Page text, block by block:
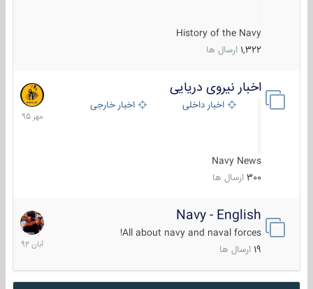
History of the Navy
1,322 ارسال ها
اخبار نیروی دریایی
اخبار داخلی اخبار خارجی
Navy News
300 ارسال ها
27
مهر
1395
Navy - English
All about navy and naval forces!
ارسال ها
22
آبان
1392